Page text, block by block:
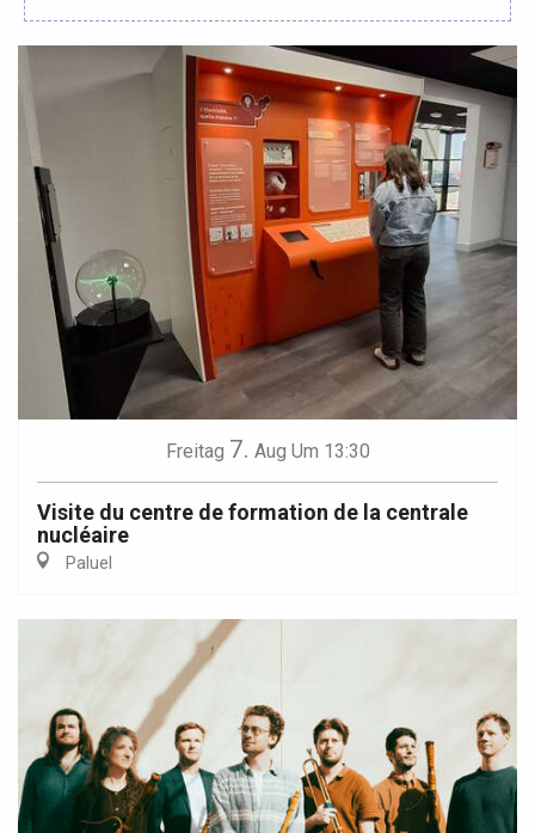
Freitag 7. Aug Um 13:30
Visite du centre de formation de la centrale
nucléaire
Paluel